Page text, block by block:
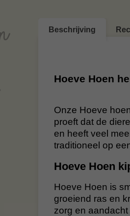
Beschrijving
Hoeve Hoen
Onze Hoeve
proeft dat de
en heeft veel
traditioneel op
Hoeve Hoen
Hoeve Hoen is
groeiend ras en
zorg en